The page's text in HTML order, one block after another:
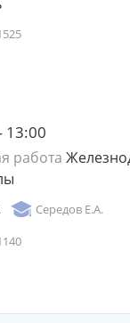
13:00
работа
Середов Е.А.